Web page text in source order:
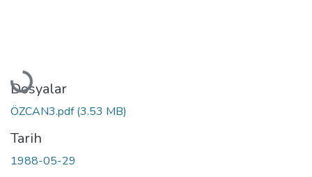
Yükleniyor...
Dosyalar
ÖZCAN3.pdf(3.53 MB)
Tarih
1988-05-29